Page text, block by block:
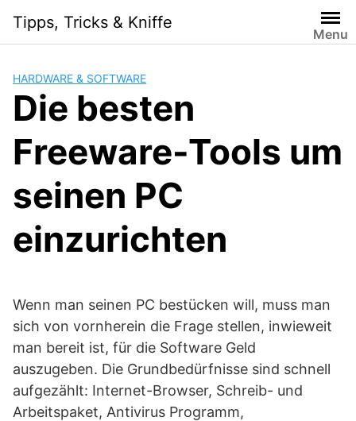
content
Tipps, Tricks & Kniffe
Menu
HARDWARE & SOFTWARE
Die besten
Freeware-Tools um
seinen PC
einzurichten
Wenn man seinen PC bestücken will, muss man
sich von vornherein die Frage stellen, inwieweit
man bereit ist, für die Software Geld
auszugeben. Die Grundbedürfnisse sind schnell
aufgezählt: Internet-Browser, Schreib- und
Arbeitspaket, Antivirus Programm,